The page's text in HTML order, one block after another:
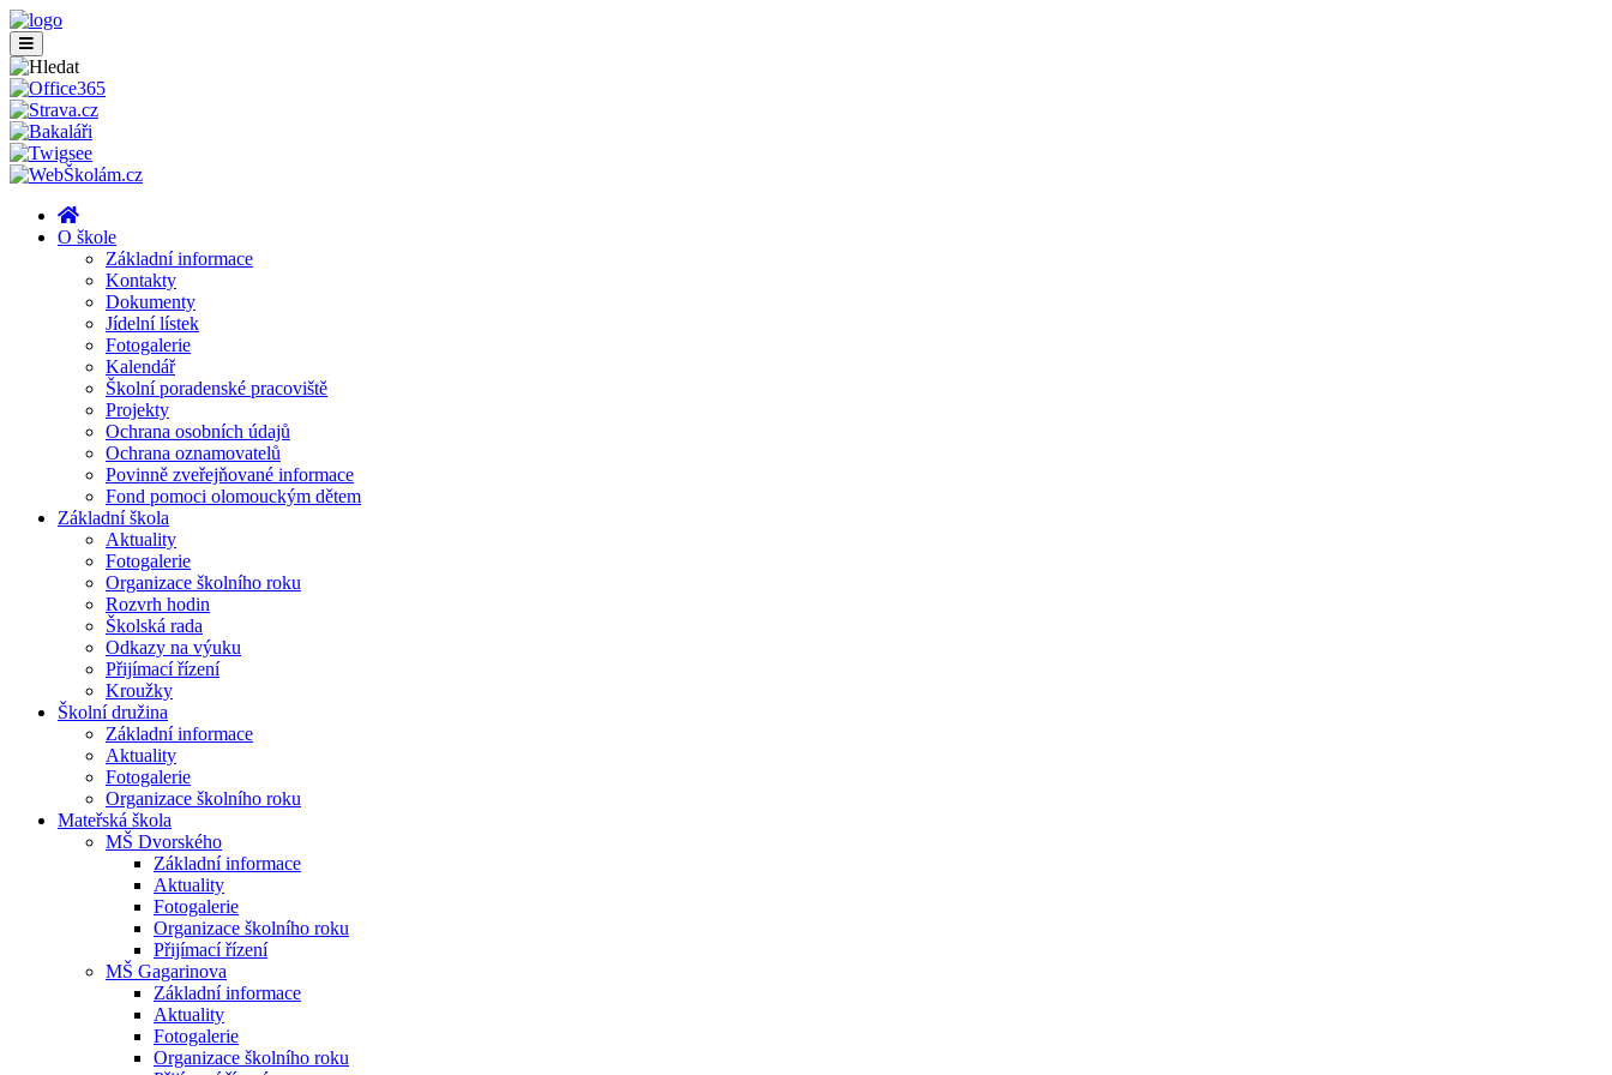
O škole
Základní informace
Kontakty
Dokumenty
Jídelní lístek
Fotogalerie
Kalendář
Školní poradenské pracoviště
Projekty
Ochrana osobních údajů
Ochrana oznamovatelů
Povinně zveřejňované informace
Fond pomoci olomouckým dětem
Základní škola
Aktuality
Fotogalerie
Organizace školního roku
Rozvrh hodin
Školská rada
Odkazy na výuku
Přijímací řízení
Kroužky
Školní družina
Základní informace
Aktuality
Fotogalerie
Organizace školního roku
Mateřská škola
MŠ Dvorského
Základní informace
Aktuality
Fotogalerie
Organizace školního roku
Přijímací řízení
MŠ Gagarinova
Základní informace
Aktuality
Fotogalerie
Organizace školního roku